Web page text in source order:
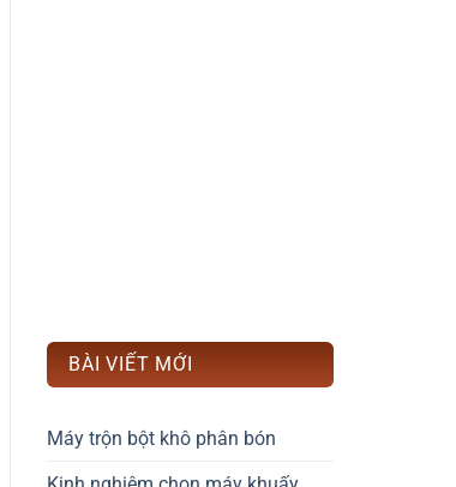
BÀI VIẾT MỚI
Máy trộn bột khô phân bón